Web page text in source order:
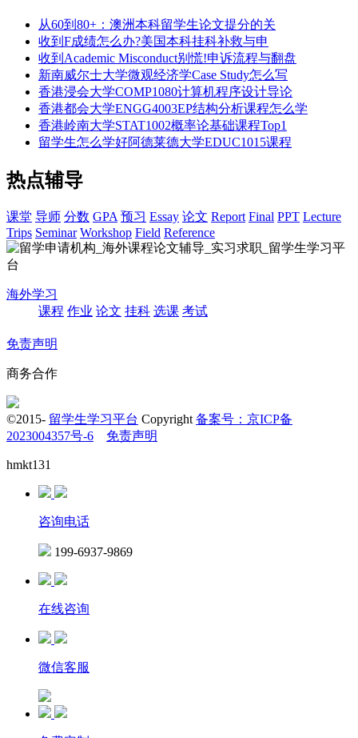
从60到80+：澳洲本科留学生论文提分的关
收到F成绩怎么办?美国本科挂科补救与申
收到Academic Misconduct别慌!申诉流程与翻盘
新南威尔士大学微观经济学Case Study怎么写
香港浸会大学COMP1080计算机程序设计导论
香港都会大学ENGG4003EP结构分析课程怎么学
香港岭南大学STAT1002概率论基础课程Top1
留学生怎么学好阿德莱德大学EDUC1015课程
热点辅导
课堂 导师 分数 GPA 预习 Essay 论文 Report Final PPT Lecture
Trips Seminar Workshop Field Reference
海外学习
课程 作业 论文 挂科 选课 考试
免责声明
商务合作
©2015- 留学生学习平台 Copyright 备案号：京ICP备
2023004357号-6
免责声明
hmkt131
咨询电话
199-6937-9869
在线咨询
微信客服